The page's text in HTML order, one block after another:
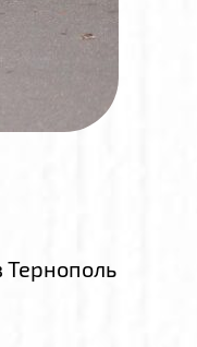
Тернополь